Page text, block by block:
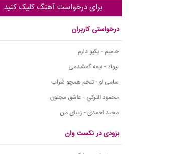
برای درخواست آهنگ کلیک کنید
درخواستی کاربران
حامیم - یکیو دارم
نیواد - نیمه گمشدمی
سامی لو - تلخم همچو شراب
محمود التركي - عاشق مجنون
مجید احمدی - زیبای من
بزودی در نکست وان